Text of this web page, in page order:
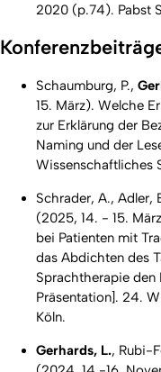
2020 (p.74). Pabst
Schaumburg, P.,
15. März). Welche
zur Erklärung der
Naming und der
Wissenschaftliches
Schrader, A., Adler,
(2025, 14. - 15.
bei Patienten mit
das Abdichten des
Sprachtherapie den
Präsentation]. 24.
Köln.
Gerhards, L., Rubi-